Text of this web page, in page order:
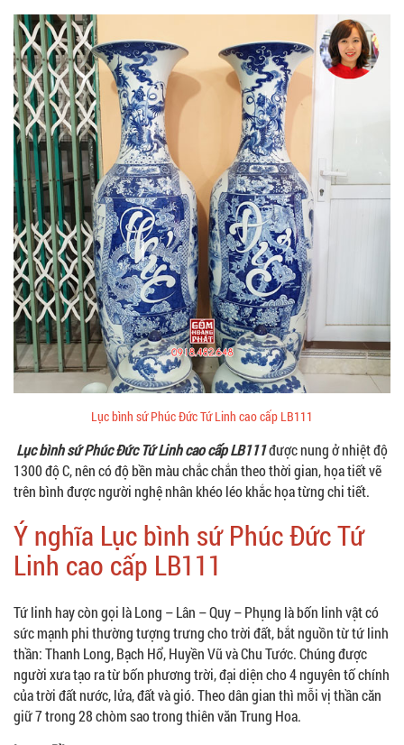
Lục bình sứ Phúc Đức Tứ Linh cao cấp LB111
Lục bình sứ Phúc Đức Tứ Linh cao cấp LB111được nung ở nhiệt độ
1300 độ C, nên có độ bền màu chắc chắn theo thời gian, họa tiết vẽ
trên bình được người nghệ nhân khéo léo khắc họa từng chi tiết.
Ý nghĩa Lục bình sứ Phúc Đức Tứ
Linh cao cấp LB111
Tứ linh hay còn gọi là Long – Lân – Quy – Phụng là bốn linh vật có
sức mạnh phi thường tượng trưng cho trời đất, bắt nguồn từ tứ linh
thần: Thanh Long, Bạch Hổ, Huyền Vũ và Chu Tước. Chúng được
người xưa tạo ra từ bốn phương trời, đại diện cho 4 nguyên tố chính
của trời đất nước, lửa, đất và gió. Theo dân gian thì mỗi vị thần căn
giữ 7 trong 28 chòm sao trong thiên văn Trung Hoa.